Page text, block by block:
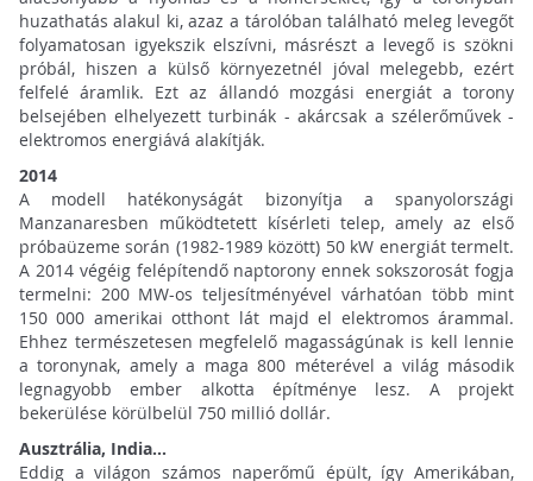
huzathatás alakul ki, azaz a tárolóban található meleg levegőt
folyamatosan igyekszik elszívni, másrészt a levegő is szökni
próbál, hiszen a külső környezetnél jóval melegebb, ezért
felfelé áramlik. Ezt az állandó mozgási energiát a torony
belsejében elhelyezett turbinák - akárcsak a szélerőművek -
elektromos energiává alakítják.
2014
A modell hatékonyságát bizonyítja a spanyolországi
Manzanaresben működtetett kísérleti telep, amely az első
próbaüzeme során (1982-1989 között) 50 kW energiát termelt.
A 2014 végéig felépítendő naptorony ennek sokszorosát fogja
termelni: 200 MW-os teljesítményével várhatóan több mint
150 000 amerikai otthont lát majd el elektromos árammal.
Ehhez természetesen megfelelő magasságúnak is kell lennie
a toronynak, amely a maga 800 méterével a világ második
legnagyobb ember alkotta építménye lesz. A projekt
bekerülése körülbelül 750 millió dollár.
Ausztrália, India...
Eddig a világon számos naperőmű épült, így Amerikában,